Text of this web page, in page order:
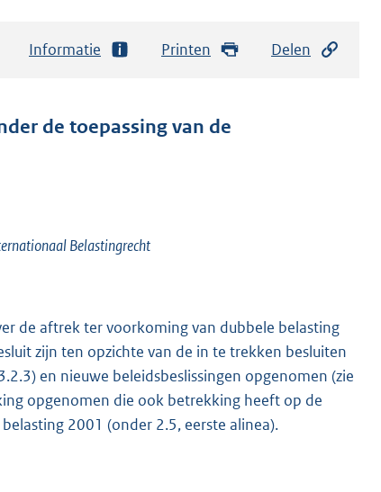
Informatie Printen Delen
de toepassing van de
Belastingrecht
de aftrek ter voorkoming van dubbele belasting
zijn ten opzichte van de in te trekken besluiten
en nieuwe beleidsbeslissingen opgenomen (zie
opgenomen die ook betrekking heeft op de
2001 (onder 2.5, eerste alinea).